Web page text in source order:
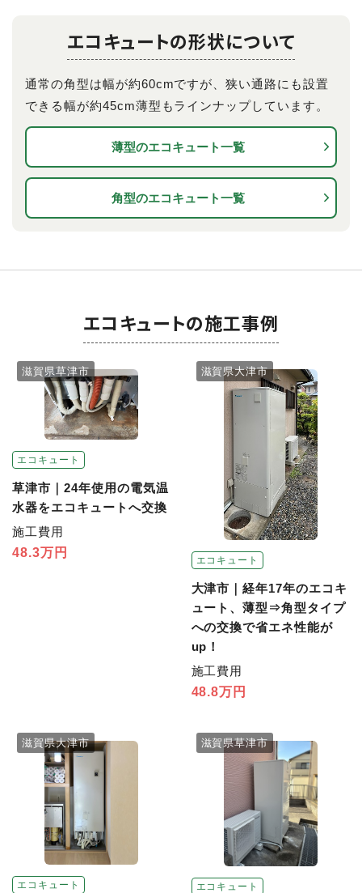
エコキュートの形状について
通常の角型は幅が約60cmですが、狭い通路にも設置
できる幅が約45cm薄型もラインナップしています。
薄型のエコキュート一覧
角型のエコキュート一覧
エコキュートの施工事例
エコキュート
滋賀県草津市
草津市｜24年使用の電気温
水器をエコキュートへ交換
施工費用
48.3万円
エコキュート
滋賀県大津市
大津市｜経年17年のエコキ
ュート、薄型⇒角型タイプ
への交換で省エネ性能が
up！
施工費用
48.8万円
エコキュート
滋賀県大津市
エコキュート
滋賀県草津市